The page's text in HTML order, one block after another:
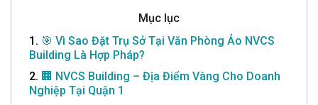
Mục lục
1. 🎯 Vì Sao Đặt Trụ Sở Tại Văn Phòng Ảo NVCS
Building Là Hợp Pháp?
2. 🏢 NVCS Building – Địa Điểm Vàng Cho Doanh
Nghiệp Tại Quận 1